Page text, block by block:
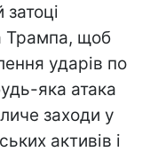
Трампа, щоб
ударів по
яка атака
заходи у
активів і